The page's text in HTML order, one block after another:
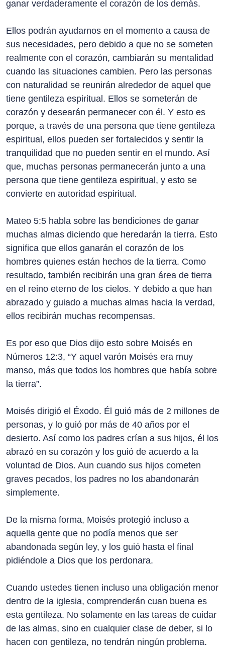
ganar verdaderamente el corazón de los demás.
Ellos podrán ayudarnos en el momento a causa de
sus necesidades, pero debido a que no se someten
realmente con el corazón, cambiarán su mentalidad
cuando las situaciones cambien. Pero las personas
con naturalidad se reunirán alrededor de aquel que
tiene gentileza espiritual. Ellos se someterán de
corazón y desearán permanecer con él. Y esto es
porque, a través de una persona que tiene gentileza
espiritual, ellos pueden ser fortalecidos y sentir la
tranquilidad que no pueden sentir en el mundo. Así
que, muchas personas permanecerán junto a una
persona que tiene gentileza espiritual, y esto se
convierte en autoridad espiritual.
Mateo 5:5 habla sobre las bendiciones de ganar
muchas almas diciendo que heredarán la tierra. Esto
significa que ellos ganarán el corazón de los
hombres quienes están hechos de la tierra. Como
resultado, también recibirán una gran área de tierra
en el reino eterno de los cielos. Y debido a que han
abrazado y guiado a muchas almas hacia la verdad,
ellos recibirán muchas recompensas.
Es por eso que Dios dijo esto sobre Moisés en
Números 12:3, “Y aquel varón Moisés era muy
manso, más que todos los hombres que había sobre
la tierra”.
Moisés dirigió el Éxodo. Él guió más de 2 millones de
personas, y lo guió por más de 40 años por el
desierto. Así como los padres crían a sus hijos, él los
abrazó en su corazón y los guió de acuerdo a la
voluntad de Dios. Aun cuando sus hijos cometen
graves pecados, los padres no los abandonarán
simplemente.
De la misma forma, Moisés protegió incluso a
aquella gente que no podía menos que ser
abandonada según ley, y los guió hasta el final
pidiéndole a Dios que los perdonara.
Cuando ustedes tienen incluso una obligación menor
dentro de la iglesia, comprenderán cuan buena es
esta gentileza. No solamente en las tareas de cuidar
de las almas, sino en cualquier clase de deber, si lo
hacen con gentileza, no tendrán ningún problema.